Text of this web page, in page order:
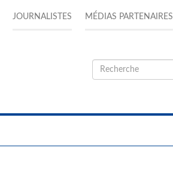
JOURNALISTES MÉDIAS PARTENAIRES
Formulaire
recherche